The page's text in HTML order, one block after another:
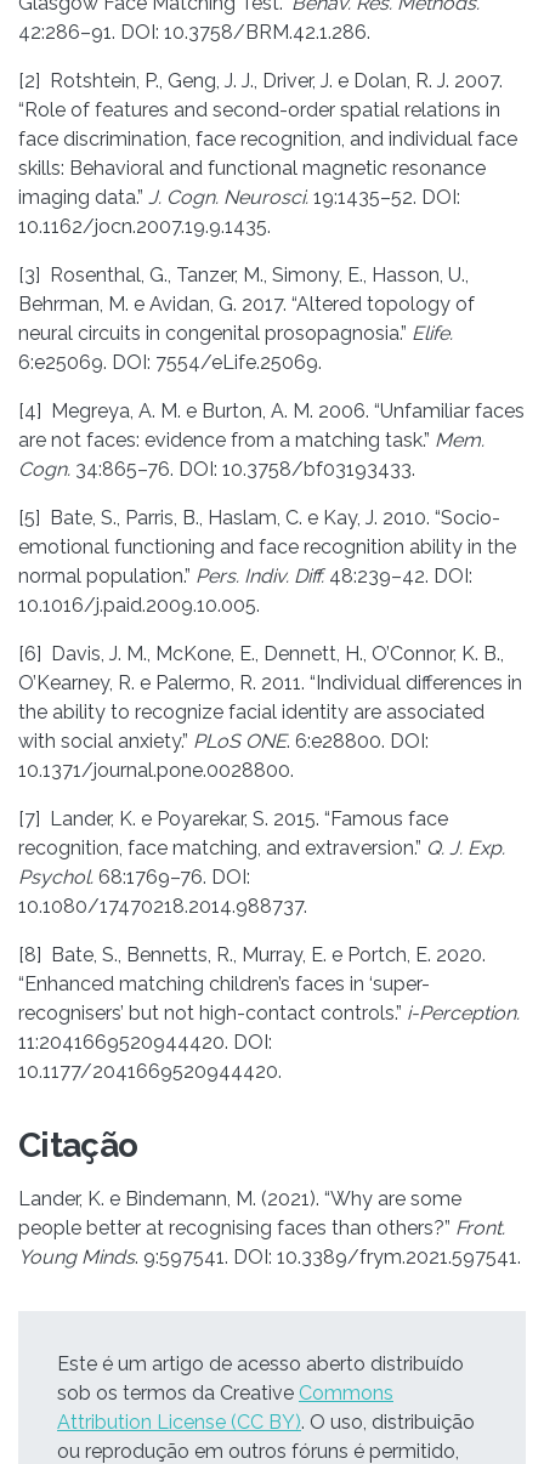
42:286–91. DOI: 10.3758/BRM.42.1.286.
[2] Rotshtein, P., Geng, J. J., Driver, J. e Dolan, R. J. 2007.
“Role of features and second-order spatial relations in
face discrimination, face recognition, and individual face
skills: Behavioral and functional magnetic resonance
imaging data.” J. Cogn. Neurosci. 19:1435–52. DOI:
10.1162/jocn.2007.19.9.1435.
[3] Rosenthal, G., Tanzer, M., Simony, E., Hasson, U.,
Behrman, M. e Avidan, G. 2017. “Altered topology of
neural circuits in congenital prosopagnosia.” Elife.
6:e25069. DOI: 7554/eLife.25069.
[4] Megreya, A. M. e Burton, A. M. 2006. “Unfamiliar faces
are not faces: evidence from a matching task.” Mem.
Cogn. 34:865–76. DOI: 10.3758/bf03193433.
[5] Bate, S., Parris, B., Haslam, C. e Kay, J. 2010. “Socio-
emotional functioning and face recognition ability in the
normal population.” Pers. Indiv. Diff. 48:239–42. DOI:
10.1016/j.paid.2009.10.005.
[6] Davis, J. M., McKone, E., Dennett, H., O’Connor, K. B.,
O’Kearney, R. e Palermo, R. 2011. “Individual differences in
the ability to recognize facial identity are associated
with social anxiety.” PLoS ONE. 6:e28800. DOI:
10.1371/journal.pone.0028800.
[7] Lander, K. e Poyarekar, S. 2015. “Famous face
recognition, face matching, and extraversion.” Q. J. Exp.
Psychol. 68:1769–76. DOI:
10.1080/17470218.2014.988737.
[8] Bate, S., Bennetts, R., Murray, E. e Portch, E. 2020.
“Enhanced matching children’s faces in ‘super-
recognisers’ but not high-contact controls.” i-Perception.
11:2041669520944420. DOI:
10.1177/2041669520944420.
Citação
Lander, K. e Bindemann, M. (2021). “Why are some
people better at recognising faces than others?” Front.
Young Minds. 9:597541. DOI: 10.3389/frym.2021.597541.
Este é um artigo de acesso aberto distribuído
sob os termos da Creative Commons
Attribution License (CC BY). O uso, distribuição
ou reprodução em outros fóruns é permitido,